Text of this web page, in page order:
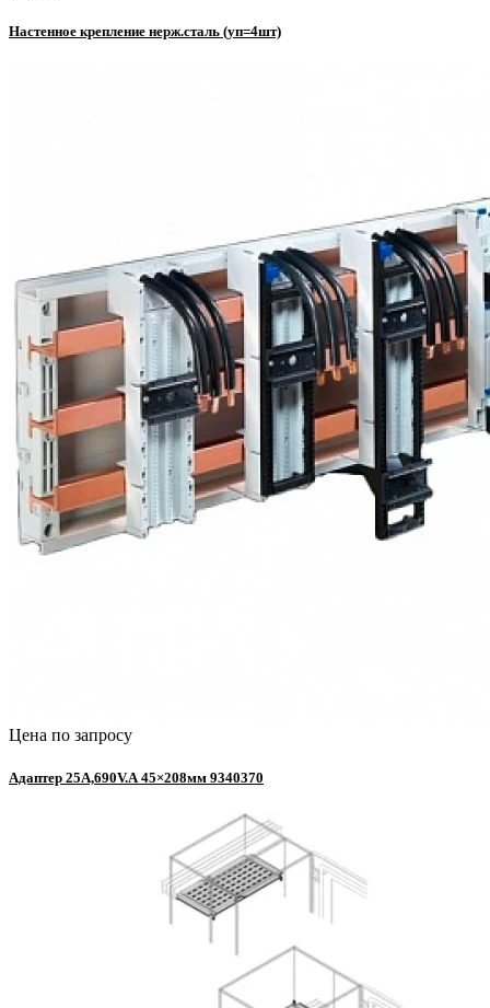
Настенное крепление нерж.сталь (уп=4шт)
Цена по запросу
Адаптер 25А,690V.А 45×208мм 9340370